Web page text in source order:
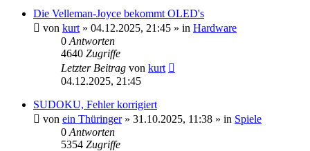
Die Velleman-Joyce bekommt OLED's
von kurt » 04.12.2025, 21:45 » in Hardware
0 Antworten
4640 Zugriffe
Letzter Beitrag von kurt
04.12.2025, 21:45
SUDOKU, Fehler korrigiert
von ein Thüringer» 31.10.2025, 11:38 » in Spiele
0 Antworten
5354 Zugriffe